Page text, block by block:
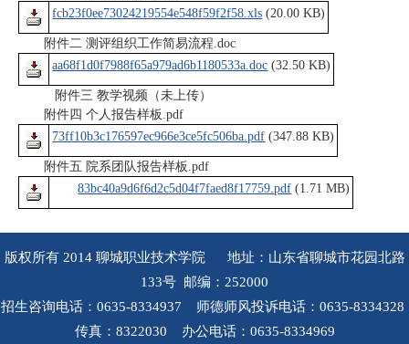
fcb23f0ee73024219554e548f59f2f58.xls (20.00 KB)
附件二 测评组织工作简易流程.doc
aa68f1d0f7988f65a979ad6b1180533a.doc (32.50 KB)
附件三 教学视频（未上传）
附件四 个人报告样板.pdf
73ff10b3c176597ec966e3ce5fc506ba.pdf (347.88 KB)
附件五 院系团队报告样板.pdf
83bc40a9d6f6d2c5d04f7faed8f17759.pdf (1.71 MB)
版权所有 2014 聊城职业技术学院 地址：山东省聊城市花园北路
133号 邮编：252000
招生咨询电话：0635-8334937 师德师风投诉电话：0635-8334328
传真：8322030 办公电话：0635-8334969